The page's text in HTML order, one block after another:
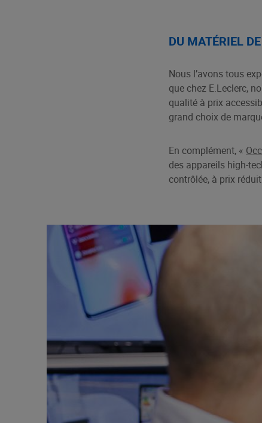
DU MATÉRIEL
Nous l’avons tous
que chez E.Leclerc,
qualité à prix
grand choix de
En complément, «
des appareils high-
contrôlée, à prix